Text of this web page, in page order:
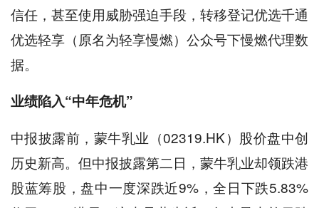
信任，甚至使用威胁强迫手段，转移登记优选千通
优选轻享（原名为轻享慢燃）公众号下慢燃代理数
据。
业绩陷入“中年危机”
中报披露前，蒙牛乳业（02319.HK）股价盘中创
历史新高。但中报披露第二日，蒙牛乳业却领跌港
股蓝筹股，盘中一度深跌近9%，全日下跌5.83%